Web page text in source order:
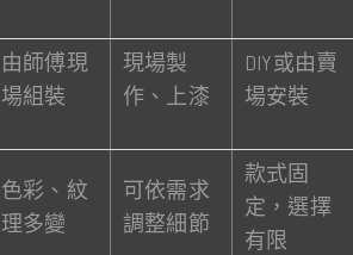
由師傅現
場組裝
現場製
作、上漆
DIY或由賣
場安裝
色彩、紋
理多變
可依需求
調整細節
款式固
定，選擇
有限